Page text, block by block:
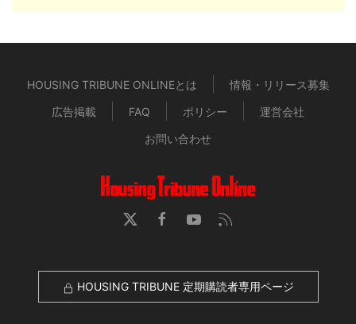
HOUSING TRIBUNE ONLINEとは
情報・リリース募集
広告掲載
FAQ ポリシー
運営会社
お問い合わせ
HOUSING TRIBUNE 定期購読者専用ページ